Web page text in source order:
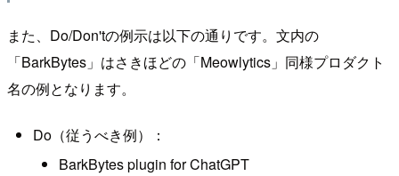
また、Do/Don'tの例示は以下の通りです。文内の
「BarkBytes」はさきほどの「Meowlytics」同様プロダクト
名の例となります。
Do（従うべき例）：
BarkBytes plugin for ChatGPT